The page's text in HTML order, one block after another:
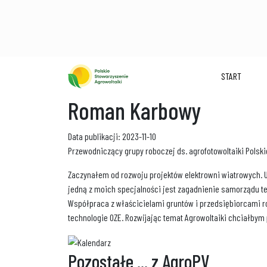
START
Roman Karbowy
Data publikacji: 2023-11-10
Przewodniczący grupy roboczej ds. agrofotowoltaiki
Zaczynałem od rozwoju projektów elektrowni
jedną z moich specjalności jest zagadnienie samorządu
Współpraca z właścicielami gruntów i przedsiębiorcami
technologie OZE. Rozwijając temat Agrowoltaiki
Pozostałe ... z AgroPV